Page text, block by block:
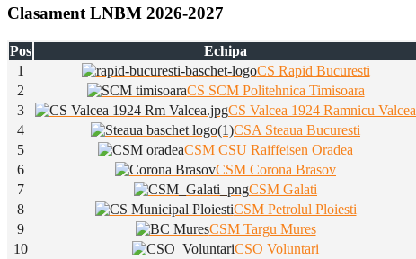
Clasament LNBM 2026-2027
Pos Echipa
1
CS Rapid Bucuresti
2
CS SCM Politehnica Timisoara
3
CS Valcea 1924 Ramnicu Valcea
4
CSA Steaua Bucuresti
5
CSM CSU Raiffeisen Oradea
6
CSM Corona Brasov
7
CSM Galati
8
CSM Petrolul Ploiesti
9
CSM Targu Mures
10
CSO Voluntari